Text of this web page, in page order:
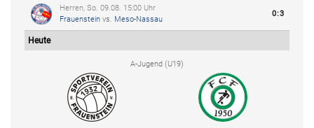
Herren, So. 09.08. 15:00 Uhr
Frauenstein vs. Meso-Nassau
0:3
Heute
A-Jugend (U19)